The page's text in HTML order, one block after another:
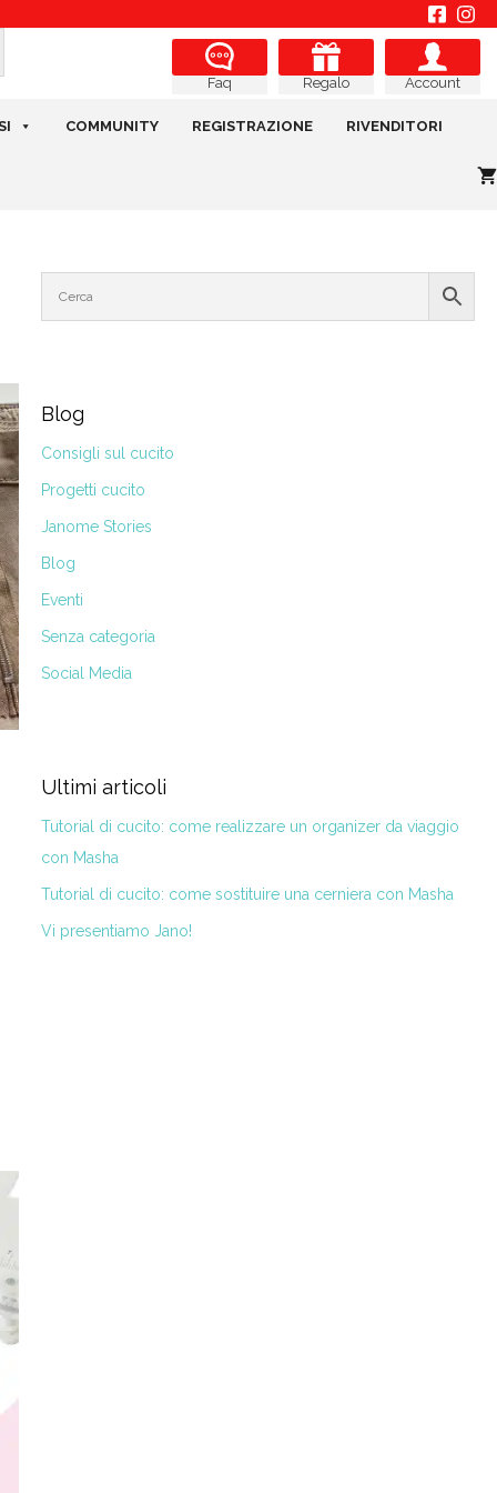
Faq Regalo Account
COMMUNITY REGISTRAZIONE RIVENDITORI
Blog
Consigli sul cucito
Progetti cucito
Janome Stories
Blog
Eventi
Senza categoria
Social Media
Ultimi articoli
Tutorial di cucito: come realizzare un organizer da viaggio
con Masha
Tutorial di cucito: come sostituire una cerniera con Masha
Vi presentiamo Jano!